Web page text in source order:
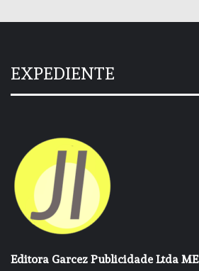
EXPEDIENTE
Editora Garcez Publicidade Ltda ME